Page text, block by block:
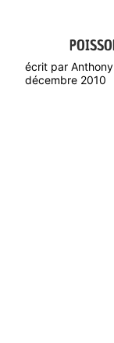
écrit par
décembre 2010